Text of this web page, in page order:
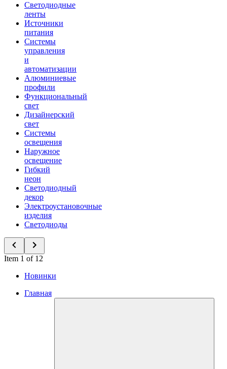
Светодиодные
ленты
Источники
питания
Системы
управления
и
автоматизации
Алюминиевые
профили
Функциональный
свет
Дизайнерский
свет
Системы
освещения
Наружное
освещение
Гибкий
неон
Светодиодный
декор
Электроустановочные
изделия
Светодиоды
Item 1 of 12
Новинки
Главная